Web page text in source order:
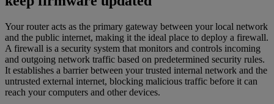
Your router acts as the primary gateway between your local network
and the public internet, making it the ideal place to deploy a firewall.
A firewall is a security system that monitors and controls incoming
and outgoing network traffic based on predetermined security rules.
It establishes a barrier between your trusted internal network and the
untrusted external internet, blocking malicious traffic before it can
reach your computers and other devices.